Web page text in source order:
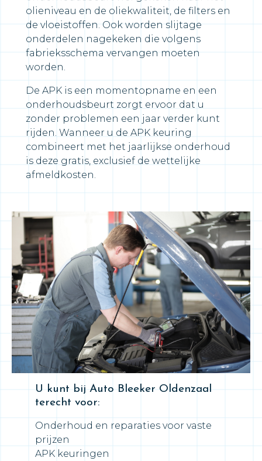
olieniveau en de oliekwaliteit, de filters en
de vloeistoffen. Ook worden slijtage
onderdelen nagekeken die volgens
fabrieksschema vervangen moeten
worden.
De APK is een momentopname en een
onderhoudsbeurt zorgt ervoor dat u
zonder problemen een jaar verder kunt
rijden. Wanneer u de APK keuring
combineert met het jaarlijkse onderhoud
is deze gratis, exclusief de wettelijke
afmeldkosten.
U kunt bij Auto Bleeker Oldenzaal
terecht voor:
Onderhoud en reparaties voor vaste
prijzen
APK keuringen